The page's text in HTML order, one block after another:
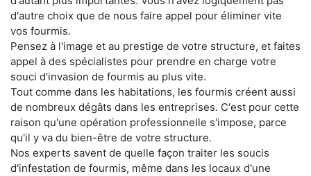
d'autre choix que de nous faire appel pour éliminer vite
vos fourmis.
Pensez à l'image et au prestige de votre structure, et faites
appel à des spécialistes pour prendre en charge votre
souci d'invasion de fourmis au plus vite.
Tout comme dans les habitations, les fourmis créent aussi
de nombreux dégâts dans les entreprises. C'est pour cette
raison qu'une opération professionnelle s'impose, parce
qu'il y va du bien-être de votre structure.
Nos experts savent de quelle façon traiter les soucis
d'infestation de fourmis, même dans les locaux d'une